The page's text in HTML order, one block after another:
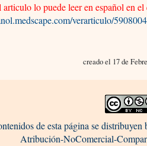
articulo lo puede leer en español en el
verarticulo/5908004
creado el 17 de
de esta página se
Atribución-NoComercial-